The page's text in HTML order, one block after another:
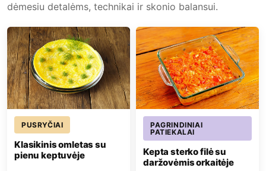
dėmesiu detalėms, technikai ir skonio balansui.
PUSRYČIAI
Klasikinis omletas su
pienu keptuvėje
PAGRINDINIAI
PATIEKALAI
Kepta sterko filė su
daržovėmis orkaitėje